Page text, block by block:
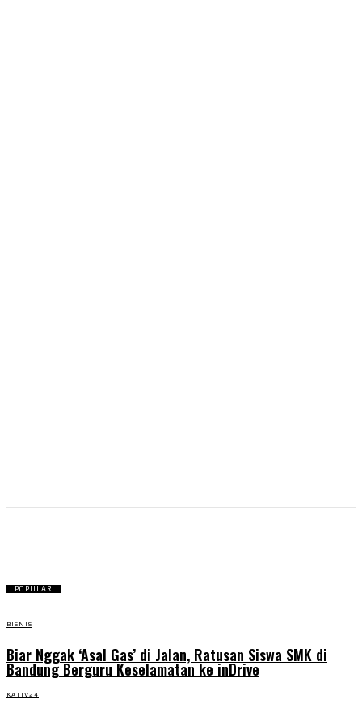
POPULAR
BISNIS
Biar Nggak ‘Asal Gas’ di Jalan, Ratusan Siswa SMK di
Bandung Berguru Keselamatan ke inDrive
KATIV24